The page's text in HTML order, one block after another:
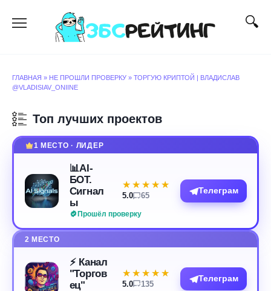
содержанию
ГЛАВНАЯ » НЕ ПРОШЛИ ПРОВЕРКУ » ТОРГУЮ КРИПТОЙ | ВЛАДИСЛАВ
@VLADISIAV_ONIINE
Топ лучших проектов
1 МЕСТО · ЛИДЕР
📊AI-
БОТ.
Сигнал
ы
Прошёл проверку
★★★★★
★★★★★
5.0 65
Телеграм
2 МЕСТО
⚡️ Канал
"Торгов
ец"
★★★★★
★★★★★
5.0 135
Телеграм